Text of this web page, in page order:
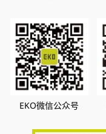
EKO微信公众号